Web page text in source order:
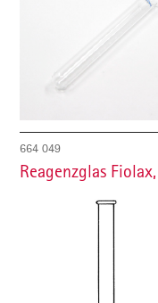
664 049
Reagenzglas